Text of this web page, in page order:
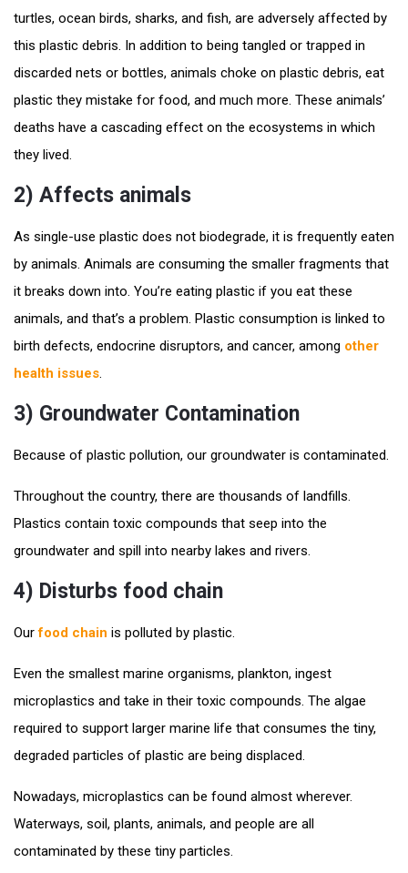
turtles, ocean birds, sharks, and fish, are adversely affected by
this plastic debris. In addition to being tangled or trapped in
discarded nets or bottles, animals choke on plastic debris, eat
plastic they mistake for food, and much more. These animals’
deaths have a cascading effect on the ecosystems in which
they lived.
2) Affects animals
As single-use plastic does not biodegrade, it is frequently eaten
by animals. Animals are consuming the smaller fragments that
it breaks down into. You’re eating plastic if you eat these
animals, and that’s a problem. Plastic consumption is linked to
birth defects, endocrine disruptors, and cancer, among other
health issues
3) Groundwater Contamination
Because of plastic pollution, our groundwater is contaminated.
Throughout the country, there are thousands of landfills.
Plastics contain toxic compounds that seep into the
groundwater and spill into nearby lakes and rivers.
4) Disturbs food chain
Ourfood chain is polluted by plastic.
Even the smallest marine organisms, plankton, ingest
microplastics and take in their toxic compounds. The algae
required to support larger marine life that consumes the tiny,
degraded particles of plastic are being displaced.
Nowadays, microplastics can be found almost wherever.
Waterways, soil, plants, animals, and people are all
contaminated by these tiny particles.